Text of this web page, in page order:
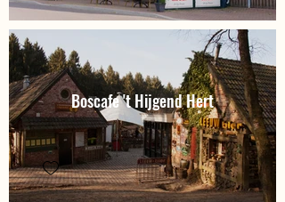
Boscafe 't Hijgend Hert